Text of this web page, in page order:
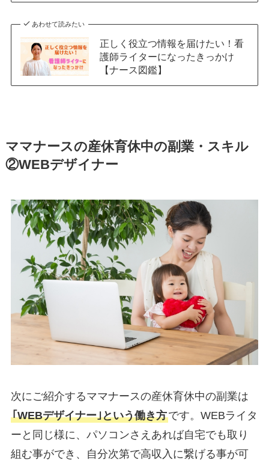
あわせて読みたい
正しく役立つ情報を届けたい！看
護師ライターになったきっかけ
【ナース図鑑】
ママナースの産休育休中の副業・スキル
②WEBデザイナー
次にご紹介するママナースの産休育休中の副業は
｢WEBデザイナー｣という働き方です。WEBライタ
ーと同じ様に、パソコンさえあれば自宅でも取り
組む事ができ、自分次第で高収入に繋げる事が可